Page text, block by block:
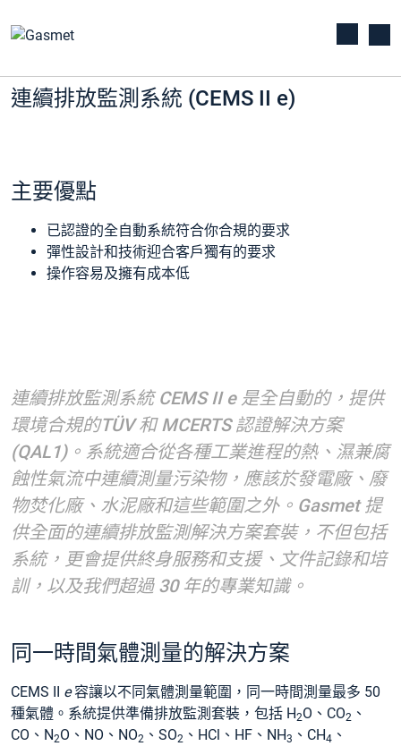
連續排放監測系統 (CEMS II e)
主要優點
已認證的全自動系統符合你合規的要求
彈性設計和技術迎合客戶獨有的要求
操作容易及擁有成本低
連續排放監測系統 CEMS II e 是全自動的，提供
環境合規的TÜV 和 MCERTS 認證解決方案
(QAL1)。系統適合從各種工業進程的熱、濕兼腐
蝕性氣流中連續測量污染物，應該於發電廠、廢
物焚化廠、水泥廠和這些範圍之外。Gasmet 提
供全面的連續排放監測解決方案套裝，不但包括
系統，更會提供終身服務和支援、文件記錄和培
訓，以及我們超過 30 年的專業知識。
同一時間氣體測量的解決方案
CEMS II e容讓以不同氣體測量範圍，同一時間測量最多 50
種氣體。系統提供準備排放監測套裝，包括 H2O、CO2 、
CO、N2O、NO、NO2 、SO2 、HCl、HF、NH3 、CH4 、